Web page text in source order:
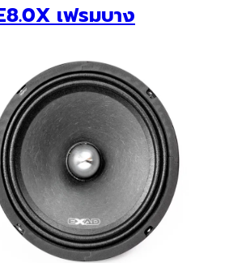
SERIES EX 8.0
นดัง